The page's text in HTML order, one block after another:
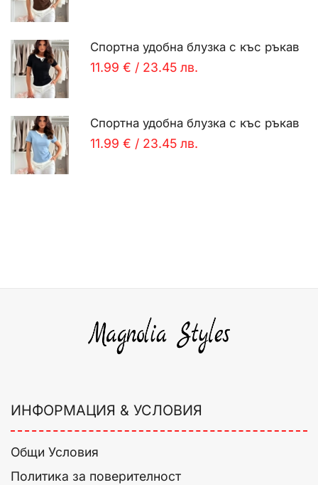
Спортна удобна блузка с къс ръкав
11.99 € / 23.45 лв.
Спортна удобна блузка с къс ръкав
11.99 € / 23.45 лв.
ИНФОРМАЦИЯ & УСЛОВИЯ
Общи Условия
Политика за поверителност